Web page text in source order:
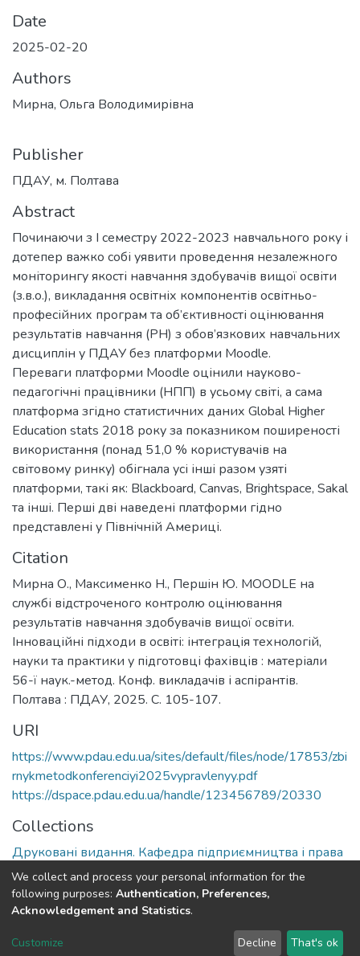
Date
2025-02-20
Authors
Мирна, Ольга Володимирівна
Publisher
ПДАУ, м. Полтава
Abstract
Починаючи з І семестру 2022-2023 навчального року і
дотепер важко собі уявити проведення незалежного
моніторингу якості навчання здобувачів вищої освіти
(з.в.о.), викладання освітніх компонентів освітньо-
професійних програм та об’єктивності оцінювання
результатів навчання (РН) з обов’язкових навчальних
дисциплін у ПДАУ без платформи Moodle.
Переваги платформи Moodle оцінили науково-
педагогічні працівники (НПП) в усьому світі, а сама
платформа згідно статистичних даних Global Higher
Education stats 2018 року за показником поширеності
використання (понад 51,0 % користувачів на
світовому ринку) обігнала усі інші разом узяті
платформи, такі як: Blackboard, Canvas, Brightspace, Sakal
та інші. Перші дві наведені платформи гідно
представлені у Північній Америці.
Citation
Мирна О., Максименко Н., Першін Ю. MOODLE на
службі відстроченого контролю оцінювання
результатів навчання здобувачів вищої освіти.
Інноваційні підходи в освіті: інтеграція технологій,
науки та практики у підготовці фахівців : матеріали
56-ї наук.-метод. Конф. викладачів і аспірантів.
Полтава : ПДАУ, 2025. С. 105-107.
URI
https://www.pdau.edu.ua/sites/default/files/node/17853/zbi
rnykmetodkonferenciyi2025vypravlenyy.pdf
https://dspace.pdau.edu.ua/handle/123456789/20330
Collections
Друковані видання. Кафедра підприємництва і права
Full item page
DSpace software copyright © 2002-2026 LYRASIS
We collect and process your personal information for the
following purposes: Authentication, Preferences,
Acknowledgement and Statistics.
Customize Decline That's ok